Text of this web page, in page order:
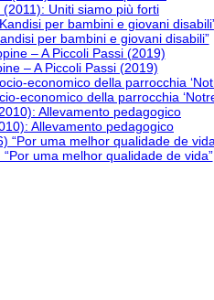
Uniti siamo più forti
per bambini e giovani disabili”
– A Piccoli Passi (2019)
economico della parrocchia
Allevamento pedagogico
uma melhor qualidade de vida”